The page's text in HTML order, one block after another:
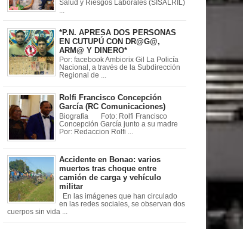
Salud y Riesgos Laborales (SISALRIL)
*P.N. APRESA DOS PERSONAS
EN CUTUPÚ CON DR@G@,
ARM@ Y DINERO*
Por: facebook Ambiorix Gil La Policía
Nacional, a través de la Subdirección
Regional de ...
Rolfi Francisco Concepción
García (RC Comunicaciones)
Biografia Foto: Rolfi Francisco
Concepción García junto a su madre
Por: Redaccion Rolfi ...
Accidente en Bonao: varios
muertos tras choque entre
camión de carga y vehículo
militar
En las imágenes que han circulado
en las redes sociales, se observan dos
cuerpos sin vida ...